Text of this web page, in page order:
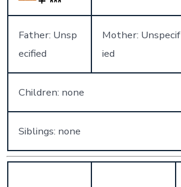
Father: Unsp
ecified
Mother: Unspecif
ied
Children: none
Siblings: none